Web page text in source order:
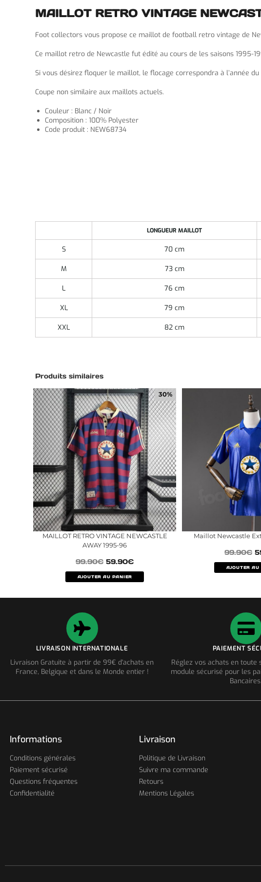
MAILLOT RETRO VINTAGE
Foot collectors vous propose ce maillot de football retro vintage de
Ce maillot retro de Newcastle fut édité au cours de les saisons 1995-
Si vous désirez floquer le maillot, le flocage correspondra à l’année
Coupe non similaire aux maillots actuels.
Couleur : Blanc / Noir
Composition : 100% Polyester
Code produit : NEW68734
LONGUEUR MAILLOT
S 70 cm
M 73 cm
L 76 cm
XL 79 cm
XXL 82 cm
Produits similaires
30%
MAILLOT RETRO VINTAGE NEWCASTLE
AWAY 1995-96
99.90€ 59.90€
AJOUTER AU PANIER
Maillot Newcastle
99.90€
AJOUTER AU
LIVRAISON INTERNATIONALE
Livraison Gratuite à partir de 99€ d'achats en
France, Belgique et dans le Monde entier !
PAIEMENT
Réglez vos achats en toute
module sécurisé pour les
Bancaires.
Informations
Conditions générales
Paiement sécurisé
Questions fréquentes
Confidentialité
Livraison
Politique de Livraison
Suivre ma commande
Retours
Mentions Légales